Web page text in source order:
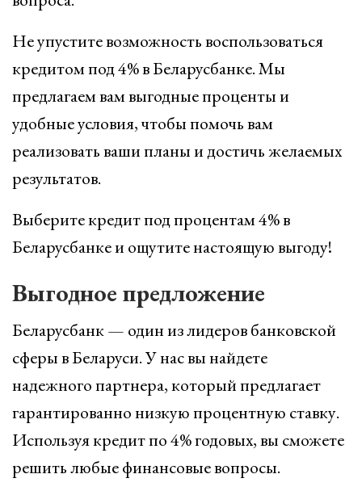
Не упустите возможность воспользоваться
кредитом под 4% в Беларусбанке. Мы
предлагаем вам выгодные проценты и
удобные условия, чтобы помочь вам
реализовать ваши планы и достичь желаемых
результатов.
Выберите кредит под процентам 4% в
Беларусбанке и ощутите настоящую выгоду!
Выгодное предложение
Беларусбанк — один из лидеров банковской
сферы в Беларуси. У нас вы найдете
надежного партнера, который предлагает
гарантированно низкую процентную ставку.
Используя кредит по 4% годовых, вы сможете
решить любые финансовые вопросы.